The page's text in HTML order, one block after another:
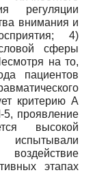
регуляции
внимания и
4)
сферы
на то,
пациентов
критерию А
проявление
высокой
испытывали
этапах